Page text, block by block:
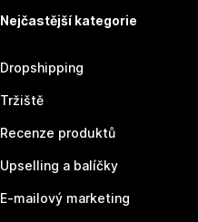
Nejčastější kategorie
Dropshipping
Tržiště
Recenze produktů
Upselling a balíčky
E-mailový marketing